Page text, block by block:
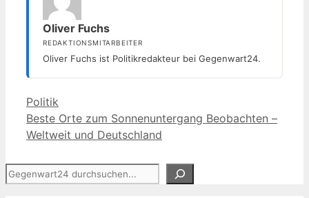
Oliver Fuchs
REDAKTIONSMITARBEITER
Oliver Fuchs ist Politikredakteur bei Gegenwart24.
Kategorien
Politik
Beste Orte zum Sonnenuntergang Beobachten –
Weltweit und Deutschland
Suchen